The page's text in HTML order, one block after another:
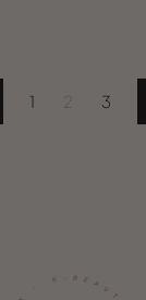
1 3